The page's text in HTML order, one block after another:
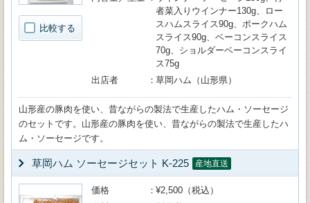
比較する
者菜入りウインナー130g、ロー
スハムスライス90g、ポークハム
スライス90g、ベーコンスライス
70g、ショルダーベーコンスライ
ス75g
出店者
草岡ハム（山形県）
山形産の豚肉を使い、昔ながらの製法で生産したハム・ソーセージ
のセットです。山形産の豚肉を使い、昔ながらの製法で生産したハ
ム・ソーセージです。
草岡ハム ソーセージセット K-225 産地直送
価格
¥2,500（税込）